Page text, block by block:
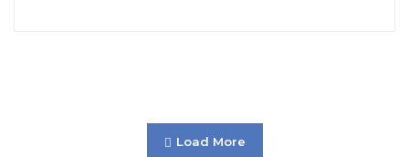
Load More